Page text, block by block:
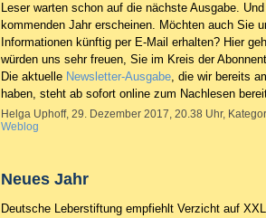
Leser warten schon auf die nächste Ausgabe.
kommenden Jahr erscheinen. Möchten auch Sie
Informationen künftig per E-Mail erhalten? Hier
würden uns sehr freuen, Sie im Kreis der
Die aktuelle Newsletter-Ausgabe, die wir bereits
haben, steht ab sofort online zum Nachlesen
Helga Uphoff, 29. Dezember 2017, 20.38 Uhr,
Weblog
Neues Jahr
Deutsche Leberstiftung empfiehlt Verzicht auf